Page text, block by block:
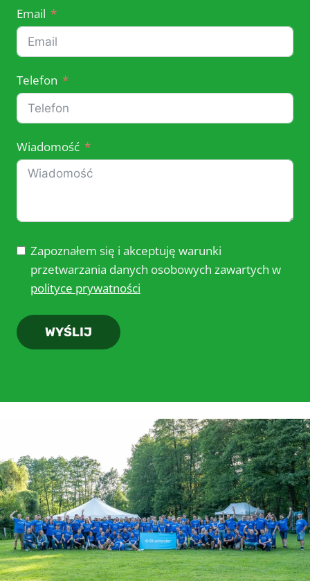
Email
Telefon
Wiadomość
Zapoznałem się i akceptuję warunki
przetwarzania danych osobowych zawartych w
polityce prywatności
WYŚLIJ